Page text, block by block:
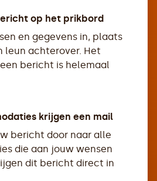
op het prikbord
en gegevens in, plaats
leun achterover. Het
bericht is helemaal
krijgen een mail
bericht door naar alle
die aan jouw wensen
dit bericht direct in